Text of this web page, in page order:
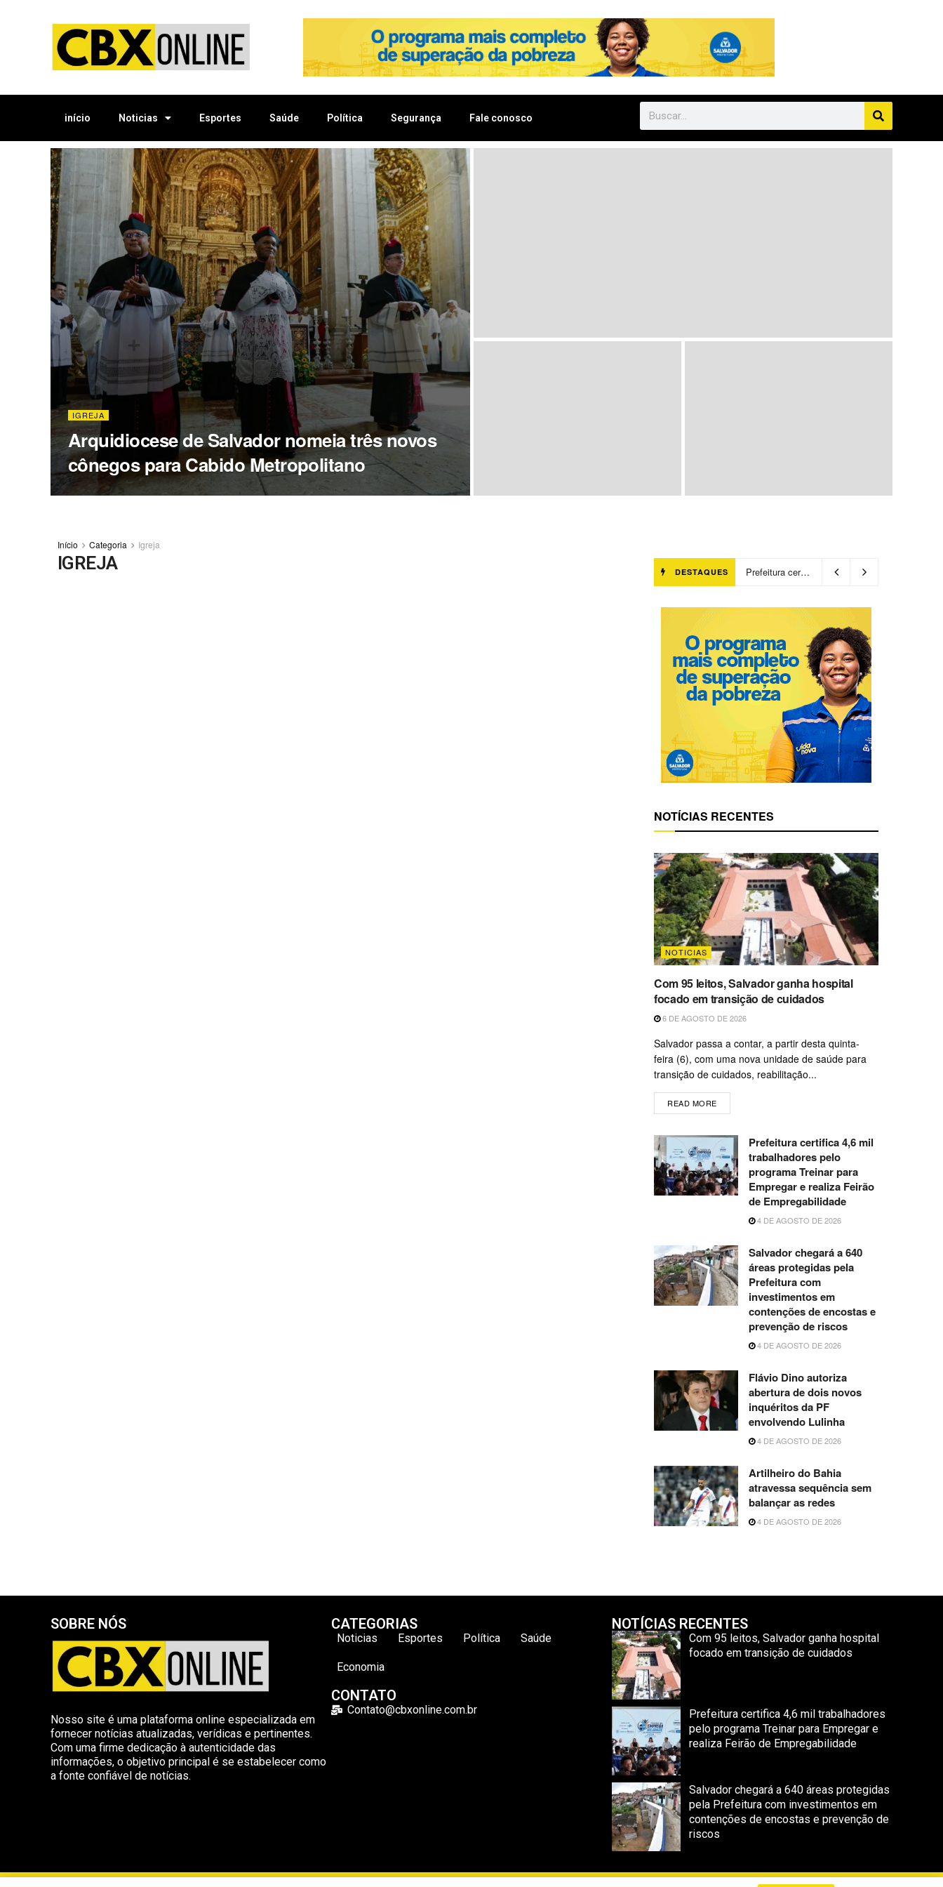
início Noticias Esportes Saúde Política Segurança Fale conosco
IGREJA
Arquidiocese de Salvador nomeia três novos
cônegos para Cabido Metropolitano
Início Categoria Igreja
IGREJA DESTAQUES Prefeitura certifica 4,6 mil trabalhadores pelo programa Treinar para Empregar e realiza Feirão de Empregabilidade
NOTÍCIAS RECENTES
NOTICIAS
Com 95 leitos, Salvador ganha hospital
focado em transição de cuidados
6 DE AGOSTO DE 2026
Salvador passa a contar, a partir desta quinta-
feira (6), com uma nova unidade de saúde para
transição de cuidados, reabilitação...
READ MORE
Prefeitura certifica 4,6 mil
trabalhadores pelo
programa Treinar para
Empregar e realiza Feirão
de Empregabilidade
4 DE AGOSTO DE 2026
Salvador chegará a 640
áreas protegidas pela
Prefeitura com
investimentos em
contenções de encostas e
prevenção de riscos
4 DE AGOSTO DE 2026
Flávio Dino autoriza
abertura de dois novos
inquéritos da PF
envolvendo Lulinha
4 DE AGOSTO DE 2026
Artilheiro do Bahia
atravessa sequência sem
balançar as redes
4 DE AGOSTO DE 2026
SOBRE NÓS
Nosso site é uma plataforma online especializada em
fornecer notícias atualizadas, verídicas e pertinentes.
Com uma firme dedicação à autenticidade das
informações, o objetivo principal é se estabelecer como
a fonte confiável de notícias.
CATEGORIAS
Noticias Esportes Política Saúde
Economia
CONTATO
Contato@cbxonline.com.br
NOTÍCIAS RECENTES
Com 95 leitos, Salvador ganha hospital
focado em transição de cuidados
Prefeitura certifica 4,6 mil trabalhadores
pelo programa Treinar para Empregar e
realiza Feirão de Empregabilidade
Salvador chegará a 640 áreas protegidas
pela Prefeitura com investimentos em
contenções de encostas e prevenção de
riscos